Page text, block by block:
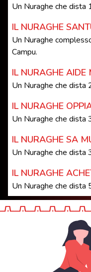
Un Nuraghe che dista
IL NURAGHE
Un Nuraghe
Campu.
IL NURAGHE AIDE
Un Nuraghe che dista
IL NURAGHE
Un Nuraghe che dista
IL NURAGHE SA
Un Nuraghe che dista
IL NURAGHE
Un Nuraghe che dista